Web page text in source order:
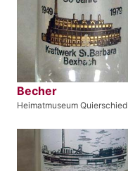
Becher
Heimatmuseum Quierschied